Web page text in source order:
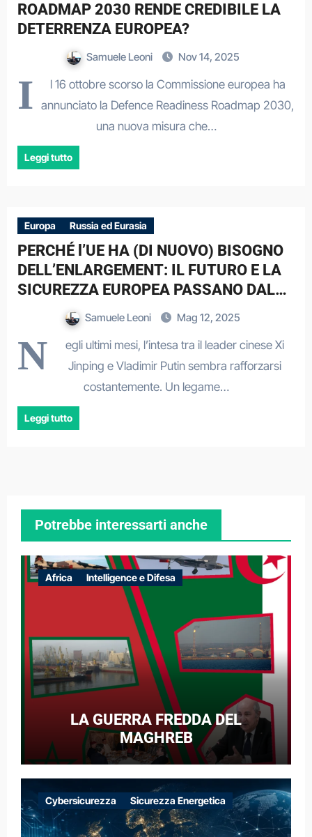
ROADMAP 2030 RENDE CREDIBILE LA
DETERRENZA EUROPEA?
Samuele Leoni Nov 14, 2025
I
l 16 ottobre scorso la Commissione europea ha
annunciato la Defence Readiness Roadmap 2030,
una nuova misura che…
Leggi tutto
Europa Russia ed Eurasia
PERCHÉ l’UE HA (DI NUOVO) BISOGNO
DELL’ENLARGEMENT: IL FUTURO E LA
SICUREZZA EUROPEA PASSANO DALLE
NUOVE ADESIONI?
Samuele Leoni Mag 12, 2025
N
egli ultimi mesi, l’intesa tra il leader cinese Xi
Jinping e Vladimir Putin sembra rafforzarsi
costantemente. Un legame…
Leggi tutto
Potrebbe interessarti anche
Africa Intelligence e Difesa
LA GUERRA FREDDA DEL
MAGHREB
Cybersicurezza Sicurezza Energetica